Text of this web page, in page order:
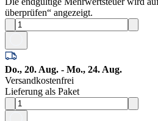
überprüfen“ angezeigt.
Do., 20. Aug. - Mo., 24. Aug.
Versandkostenfrei
Lieferung als Paket